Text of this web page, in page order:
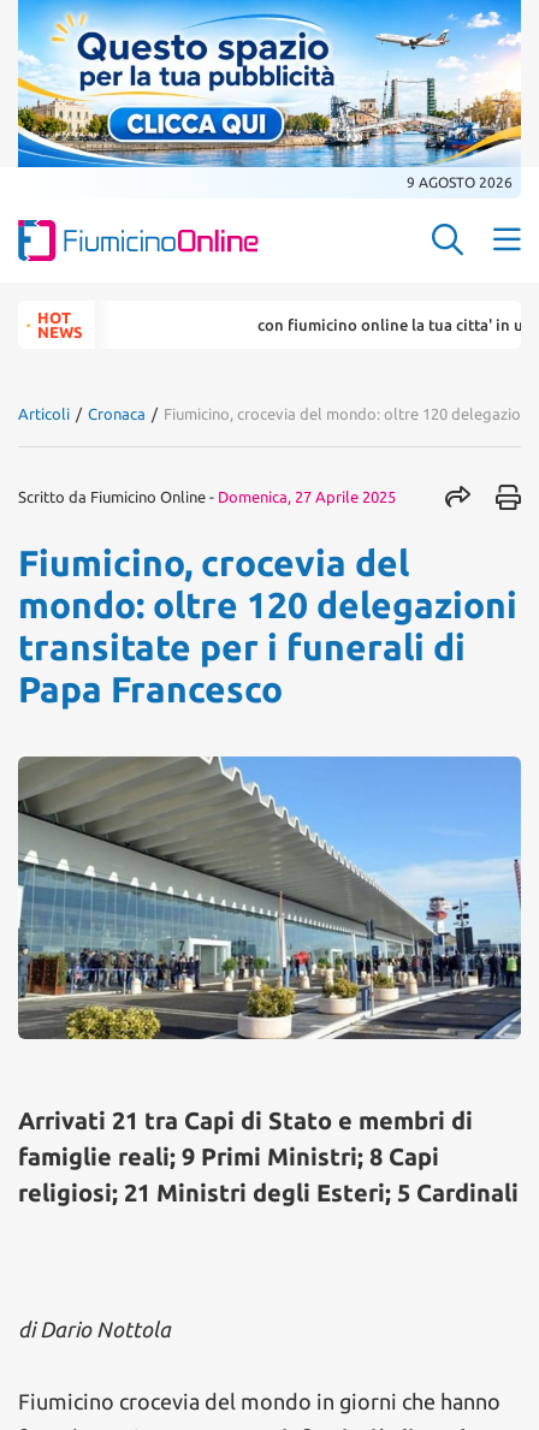
9 AGOSTO 2026
Search
for:HOT
NEWS
con fiumicino online la tua citta' in un
Articoli / Cronaca / Fiumicino, crocevia del mondo: oltre 120
Scritto da Fiumicino Online - Domenica, 27 Aprile 2025
Fiumicino, crocevia del
mondo: oltre 120 delegazioni
transitate per i funerali di
Papa Francesco
Arrivati 21 tra Capi di Stato e membri di
famiglie reali; 9 Primi Ministri; 8 Capi
religiosi; 21 Ministri degli Esteri; 5 Cardinali
di Dario Nottola
Fiumicino crocevia del mondo in giorni che hanno